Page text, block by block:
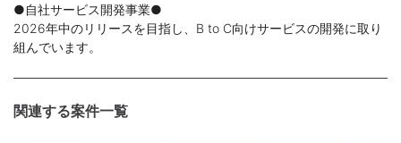
●自社サービス開発事業●
2026年中のリリースを目指し、B to C向けサービスの開発に取り
組んでいます。
関連する案件一覧